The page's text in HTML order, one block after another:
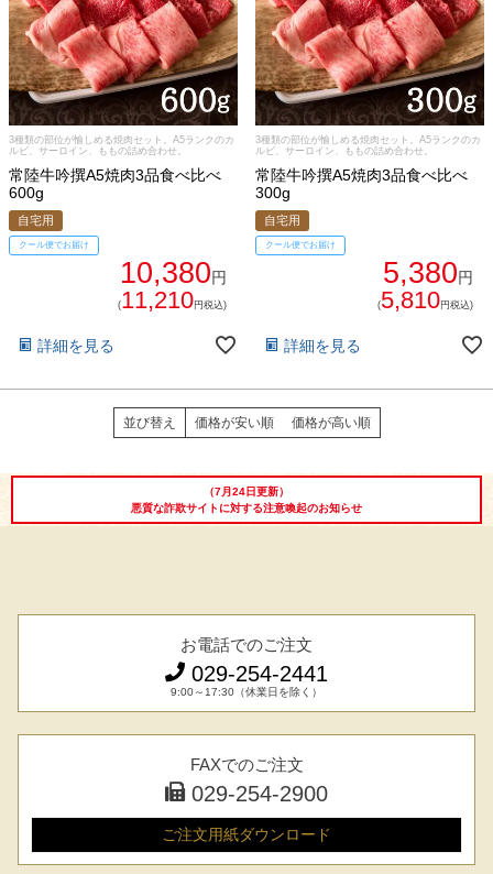
シーン別特集
お中元ギフト
お中元ハムギフ
出産内祝い 結婚内祝い 法事・香典返し
LINEギフト ふるさと納税
3種類の部位が愉しめる焼肉セット。A5ランクのカ
ルビ、サーロイン、ももの詰め合わせ。
常陸牛吟撰A5焼肉3品食べ比べ
600g
自宅用
クール便でお届け
10,380円
(11,210円税込)
詳細を見る
3種類の部位が愉しめる焼肉セット。A5ランクのカ
ルビ、サーロイン、ももの詰め合わせ。
常陸牛吟撰A5焼肉3品食べ比べ
300g
自宅用
クール便でお届け
5,380円
(5,810円税込)
詳細を見る
並び替え 価格が安い順 価格が高い順
（7月24日更新）
悪質な詐欺サイトに対する注意喚起のお知らせ
お電話でのご注文
029-254-2441
9:00～17:30（休業日を除く）
FAXでのご注文
029-254-2900
ご注文用紙ダウンロード